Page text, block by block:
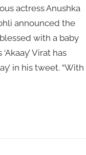
actress Anushka
announced the
with a baby
Virat has
in his tweet. “With